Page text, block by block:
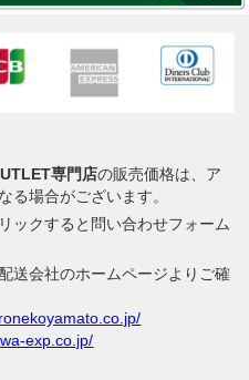
専門店の販売価格は、ア
る場合がございます。
ックすると問い合わせフォーム
送会社のホームページよりご確
exp.co.jp/